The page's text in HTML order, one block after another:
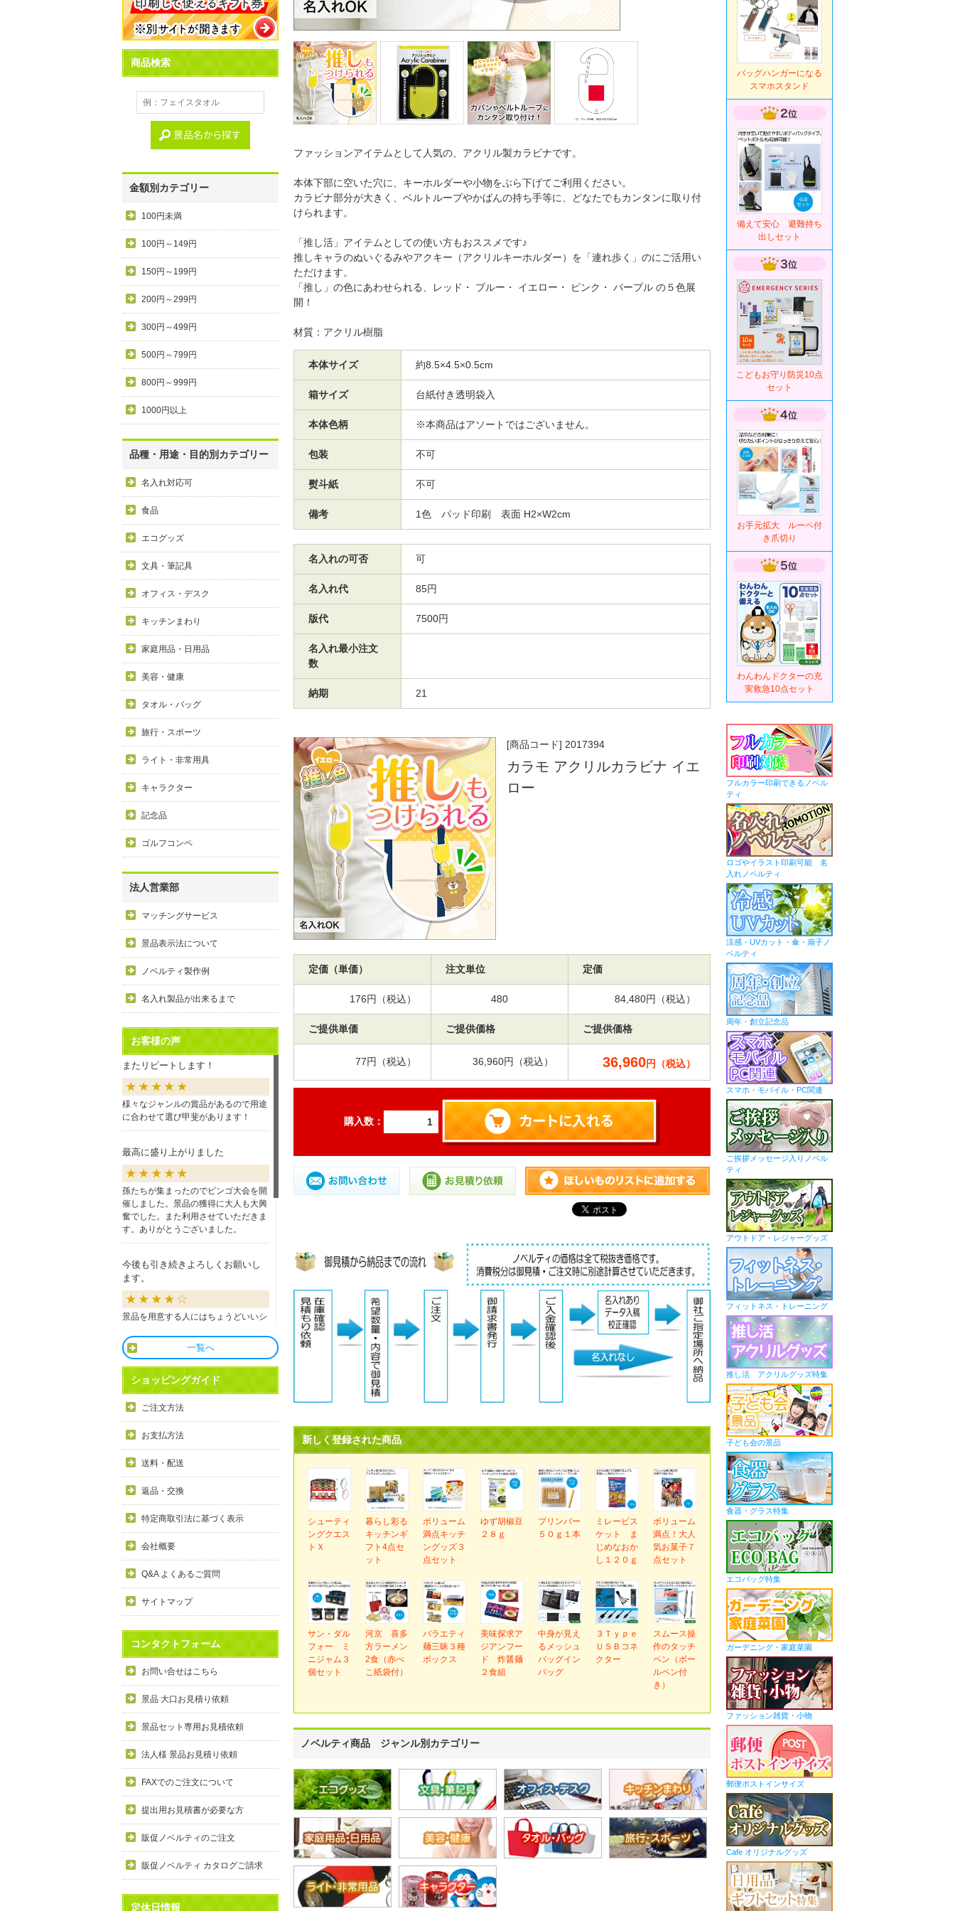
商品検索
金額別カテゴリー
100円未満
100円～149円
150円～199円
200円～299円
300円～499円
500円～799円
800円～999円
1000円以上
品種・用途・目的別カテゴリー
名入れ対応可
食品
エコグッズ
文具・筆記具
オフィス・デスク
キッチンまわり
家庭用品・日用品
美容・健康
タオル・バッグ
旅行・スポーツ
ライト・非常用具
キャラクター
記念品
ゴルフコンペ
法人営業部
マッチングサービス
景品表示法について
ノベルティ製作例
名入れ製品が出来るまで
お客様の声
またリピートします！
様々なジャンルの賞品があるので用途
に合わせて選び甲斐があります！
最高に盛り上がりました
孫たちが集まったのでビンゴ大会を開
催しました。景品の獲得に大人も大興
奮でした。また利用させていただきま
す。ありがとうございました。
今後も引き続きよろしくお願いし
ます。
景品を用意する人にはちょうどいいシ
良かったです
商品も直ぐに届き、一つづづ丁寧に梱
まりのビンゴで利用しましたが、みん
な喜んでもらえました。
利用しやすい
目録景品をよく利用しています。豪華
す。手配が早いので便利です。
一覧へ
ショッピングガイド
ご注文方法
お支払方法
送料・配送
返品・交換
特定商取引法に基づく表示
会社概要
Q&A よくあるご質問
サイトマップ
コンタクトフォーム
お問い合せはこちら
景品 大口お見積り依頼
景品セット専用お見積依頼
法人様 景品お見積り依頼
FAXでのご注文について
提出用お見積書が必要な方
販促ノベルティのご注文
販促ノベルティ カタログご請求
定休日情報
ファッションアイテムとして人気の、アクリル製カラビナです。
本体下部に空いた穴に、キーホルダーや小物をぶら下げてご利用ください。
カラビナ部分が大きく、ベルトループやかばんの持ち手等に、どなたでもカンタンに取り付
けられます。
「推し活」アイテムとしての使い方もおススメです♪
推しキャラのぬいぐるみやアクキー（アクリルキーホルダー）を「連れ歩く」のにご活用い
ただけます。
「推し」の色にあわせられる、レッド・ ブルー・ イエロー・ ピンク・ パープル の５色展
開！
材質：アクリル樹脂
本体サイズ 約8.5×4.5×0.5cm
箱サイズ 台紙付き透明袋入
本体色柄 ※本商品はアソートではございません。
包装 不可
熨斗紙 不可
備考 1色 パッド印刷 表面 H2×W2cm
名入れの可否 可
名入れ代 85円
版代 7500円
名入れ最小注文
数
納期 21
[商品コード] 2017394
カラモ アクリルカラビナ イエ
ロー
定価（単価） 注文単位 定価
176円（税込） 480 84,480円（税込）
ご提供単価 ご提供価格 ご提供価格
77円（税込） 36,960円（税込） 36,960円（税込）
購入数：
新しく登録された商品
シューティ
ングクエス
トＸ
暮らし彩る
キッチンギ
フト4点セ
ット
ボリューム
満点キッチ
ングッズ３
点セット
ゆず胡椒豆
２８ｇ
プリンバー
５０ｇ１本
ミレービス
ケット ま
じめなおか
し１２０ｇ
ボリューム
満点！大人
気お菓子７
点セット
サン・ダル
フォー ミ
ニジャム３
個セット
河京 喜多
方ラーメン
2食（赤べ
こ紙袋付）
バラエティ
麺三昧３種
ボックス
美味探求ア
ジアンフー
ド 炸醤麺
２食組
中身が見え
るメッシュ
バッグイン
バッグ
３Ｔｙｐｅ
ＵＳＢコネ
クター
スムース操
作のタッチ
ペン（ボー
ルペン付
き）
ノベルティ商品 ジャンル別カテゴリー
バッグハンガーになる
スマホスタンド
備えて安心 避難持ち
出しセット
こどもお守り防災10点
セット
お手元拡大 ルーペ付
き爪切り
わんわんドクターの充
実救急10点セット
フルカラー印刷できるノベル
ティ
ロゴやイラスト印刷可能 名
入れノベルティ
涼感・UVカット・傘・扇子ノ
ベルティ
周年・創立記念品
スマホ・モバイル・PC関連
ご挨拶メッセージ入りノベル
ティ
アウトドア・レジャーグッズ
フィットネス・トレーニング
推し活 アクリルグッズ特集
子ども会の景品
食器・グラス特集
エコバッグ特集
ガーデニング・家庭菜園
ファッション雑貨・小物
郵便ポストインサイズ
Cafe オリジナルグッズ